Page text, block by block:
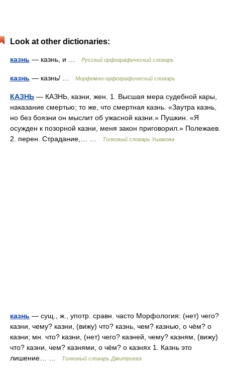
Look at other dictionaries:
казнь — казнь, и … Русский орфографический словарь
казнь — казнь/ … Морфемно-орфографический словарь
КАЗНЬ — КАЗНЬ, казни, жен. 1. Высшая мера судебной кары,
наказание смертью; то же, что смертная казнь. «Заутра казнь,
но без боязни он мыслит об ужасной казни.» Пушкин. «Я
осужден к позорной казни, меня закон приговорил.» Полежаев.
2. перен. Страдание,… …
Толковый словарь Ушакова
казнь — сущ., ж., употр. сравн. часто Морфология: (нет) чего?
казни, чему? казни, (вижу) что? казнь, чем? казнью, о чём? о
казни; мн. что? казни, (нет) чего? казней, чему? казням, (вижу)
что? казни, чем? казнями, о чём? о казнях 1. Казнь это
лишение… …
Толковый словарь Дмитриева